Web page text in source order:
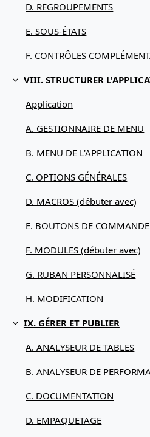
D. REGROUPEMENTS
E. SOUS-ÉTATS
Replier
Application
A. GESTIONNAIRE DE MENU
B. MENU DE L'APPLICATION
C. OPTIONS GÉNÉRALES
D. MACROS (débuter avec)
E. BOUTONS DE COMMANDE
F. MODULES (débuter avec)
G. RUBAN PERSONNALISÉ
H. MODIFICATION
Replier
IX. GÉRER ET PUBLIER
A. ANALYSEUR DE TABLES
C. DOCUMENTATION
D. EMPAQUETAGE